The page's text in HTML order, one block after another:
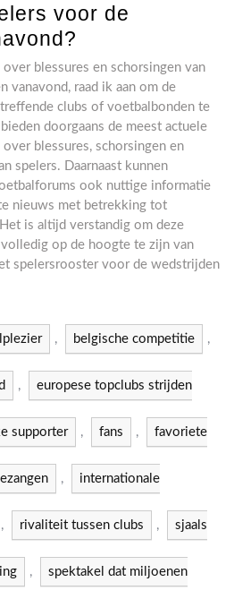
voor de
blessures en schorsingen van
vanavond, raad ik aan om de
clubs of voetbalbonden te
doorgaans de meest actuele
blessures, schorsingen en
spelers. Daarnaast kunnen
ook nuttige informatie
nieuws met betrekking tot
is altijd verstandig om deze
op de hoogte te zijn van
spelersrooster voor de wedstrijden
, belgische competitie ,
, europese topclubs strijden
supporter , fans , favoriete
, internationale
, rivaliteit tussen clubs , sjaals
, spektakel dat miljoenen